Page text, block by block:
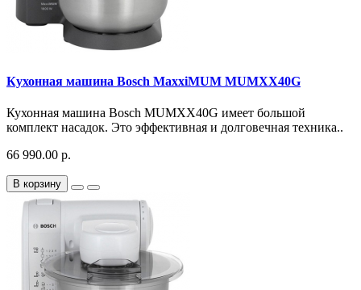
Кухонная машина Bosch MaxxiMUM MUMXX40G
Кухонная машина Bosch MUMXX40G имеет большой
комплект насадок. Это эффективная и долговечная техника..
66 990.00 р.
В корзину